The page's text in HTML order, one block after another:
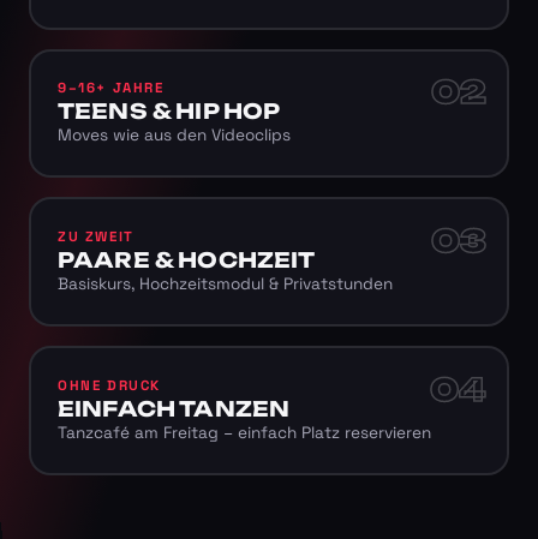
02
9–16+ JAHRE
TEENS & HIP HOP
Moves wie aus den Videoclips
03
ZU ZWEIT
PAARE & HOCHZEIT
Basiskurs, Hochzeitsmodul & Privatstunden
04
OHNE DRUCK
EINFACH TANZEN
Tanzcafé am Freitag – einfach Platz reservieren